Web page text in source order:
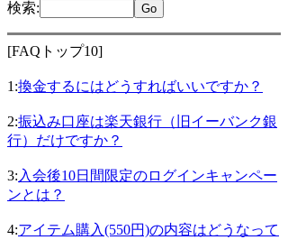
検索:
[FAQトップ10]
1:換金するにはどうすればいいですか？
2:振込み口座は楽天銀行（旧イーバンク銀
行）だけですか？
3: 入会後10日間限定のログインキャンペー
ンとは？
4:アイテム購入(550円)の内容はどうなって